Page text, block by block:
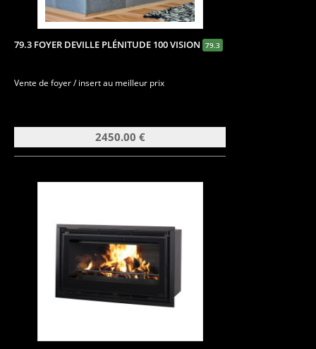
79.3 FOYER DEVILLE PLÉNITUDE 100 VISION 79.3
Vente de foyer / insert au meilleur prix
2450.00 €